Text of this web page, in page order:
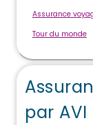
Assurance
Tour du monde
par